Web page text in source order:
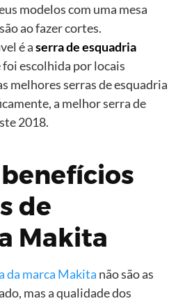
modelos com uma mesa
ao fazer cortes.
é aserra de esquadria
foi escolhida por locais
melhores serras de esquadria
a melhor serra de
2018.
de
Makita
da marca Makita não são as
mas a qualidade dos